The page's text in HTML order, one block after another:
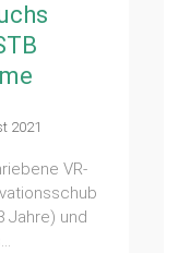
2021
VR-
Jahre) und